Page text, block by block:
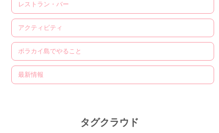
レストラン・バー
アクティビティ
ボラカイ島でやること
最新情報
タグクラウド